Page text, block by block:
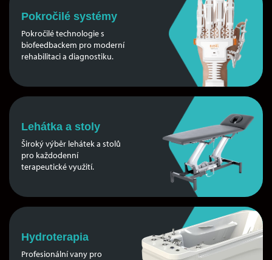
Pokročilé systémy
Pokročilé technologie s
biofeedbackem pro moderní
rehabilitaci a diagnostiku.
Lehátka a stoly
Široký výběr lehátek a stolů
pro každodenní
terapeutické využití.
Hydroterapia
Profesionální vany pro